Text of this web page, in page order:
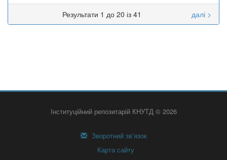
Результати 1 до 20 із 41 далі >
Інституційний репозитарій КНУТД © 2026
Зворотний зв’язок
Карта сайту